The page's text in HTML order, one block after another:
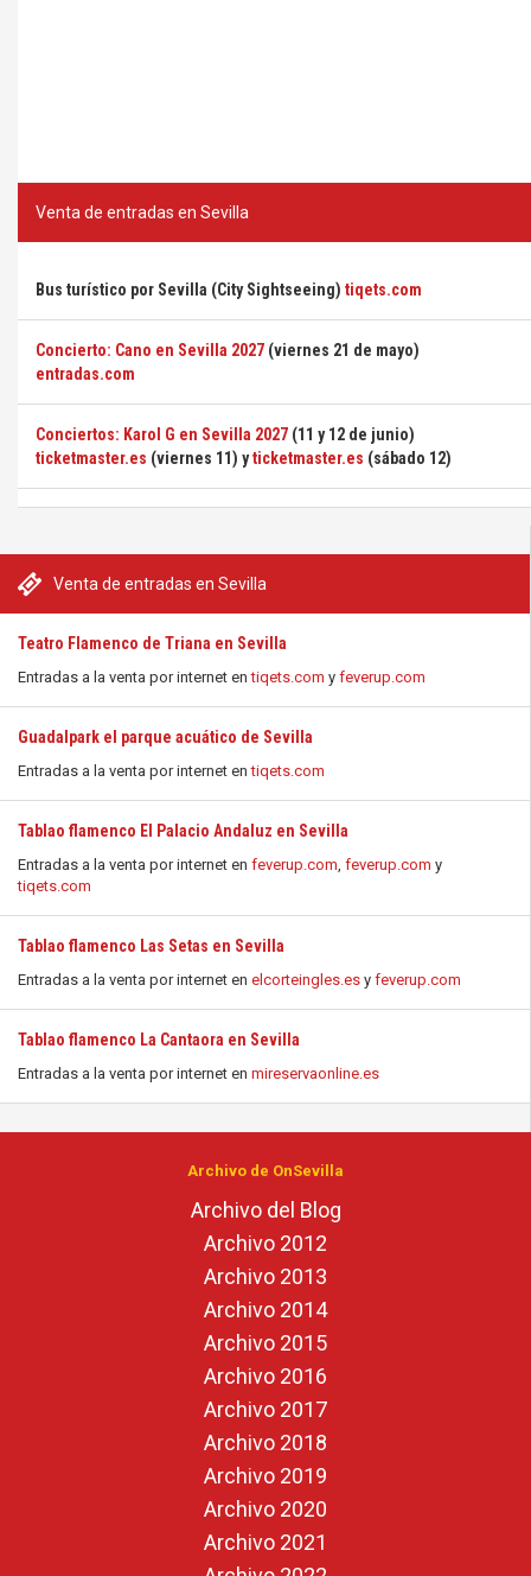
Venta de entradas en Sevilla
Teatro Flamenco de Triana en Sevilla
Entradas a la venta por internet entiqets.com y feverup.com
Guadalpark el parque acuático de Sevilla
Entradas a la venta por internet entiqets.com
Tablao flamenco El Palacio Andaluz en Sevilla
Entradas a la venta por internet en feverup.com, feverup.com y
tiqets.com
Tablao flamenco Las Setas en Sevilla
Entradas a la venta por internet en elcorteingles.es y feverup.com
Tablao flamenco La Cantaora en Sevilla
Entradas a la venta por internet en mireservaonline.es
Venta de entradas en Sevilla
Bus turístico por Sevilla (City Sightseeing) tiqets.com
Concierto: Cano en Sevilla 2027 (viernes 21 de mayo)
entradas.com
Conciertos: Karol G en Sevilla 2027 (11 y 12 de junio)
ticketmaster.es (viernes 11) yticketmaster.es (sábado 12)
Archivo de OnSevilla
Archivo del Blog
Archivo 2012
Archivo 2013
Archivo 2014
Archivo 2015
Archivo 2016
Archivo 2017
Archivo 2018
Archivo 2019
Archivo 2020
Archivo 2021